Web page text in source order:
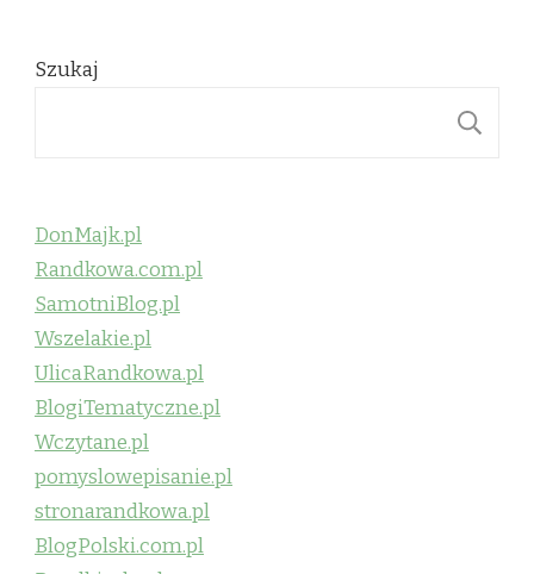
Szukaj
DonMajk.pl
Randkowa.com.pl
SamotniBlog.pl
Wszelakie.pl
UlicaRandkowa.pl
BlogiTematyczne.pl
Wczytane.pl
pomyslowepisanie.pl
stronarandkowa.pl
BlogPolski.com.pl